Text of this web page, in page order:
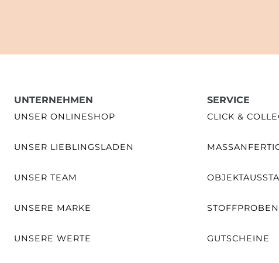
UNTERNEHMEN
UNSER ONLINESHOP
UNSER LIEBLINGSLADEN
UNSER TEAM
UNSERE MARKE
UNSERE WERTE
SERVICE
CLICK &
GUTSCHEINE